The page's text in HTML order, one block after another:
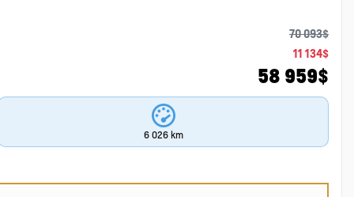
70 093$
11 134$
58 959$
6 026 km